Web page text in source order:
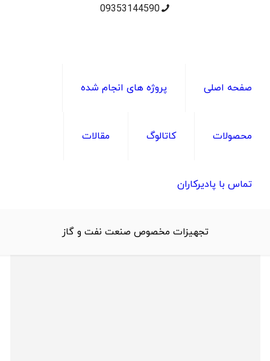
09353144590
صفحه اصلی پروژه های انجام شده
محصولات کاتالوگ مقالات
تماس با پادیرکاران
تجهیزات مخصوص صنعت نفت و گاز